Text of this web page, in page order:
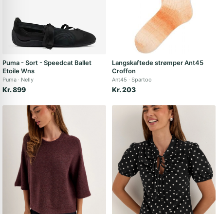
Puma - Sort - Speedcat Ballet
Etoile Wns
Puma Nelly
Kr. 899
Langskaftede strømper Ant45
Croffon
Ant45 Spartoo
Kr. 203